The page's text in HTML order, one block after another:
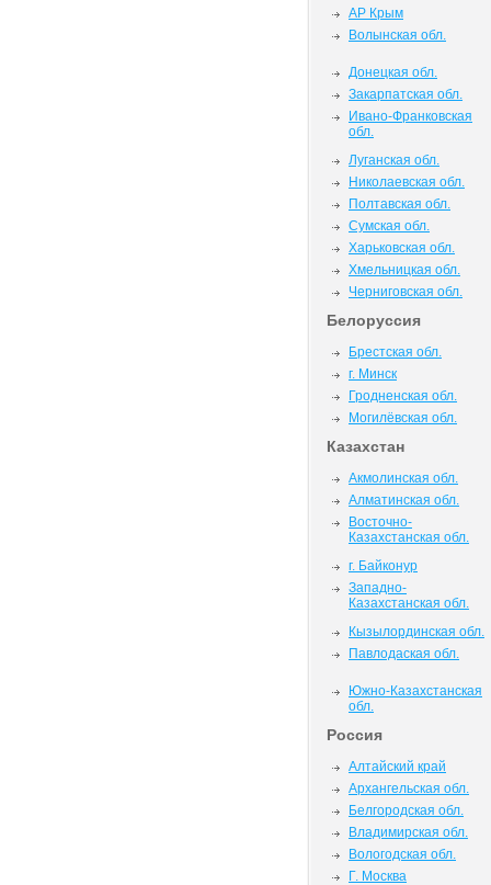
АР Крым
Волынская обл.
Донецкая обл.
Закарпатская обл.
Ивано-Франковская
обл.
Луганская обл.
Николаевская обл.
Полтавская обл.
Сумская обл.
Харьковская обл.
Хмельницкая обл.
Черниговская обл.
Белоруссия
Брестская обл.
г. Минск
Гродненская обл.
Могилёвская обл.
Казахстан
Акмолинская обл.
Алматинская обл.
Восточно-
Казахстанская обл.
г. Байконур
Западно-
Казахстанская обл.
Кызылординская обл.
Павлодаская обл.
Южно-Казахстанская
обл.
Россия
Алтайский край
Архангельская обл.
Белгородская обл.
Владимирская обл.
Вологодская обл.
Г. Москва